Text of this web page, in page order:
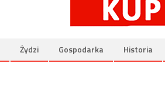
Żydzi Gospodarka Historia